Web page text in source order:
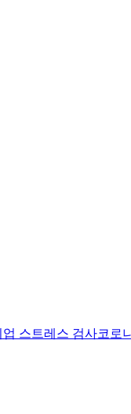
업 스트레스 검사코로